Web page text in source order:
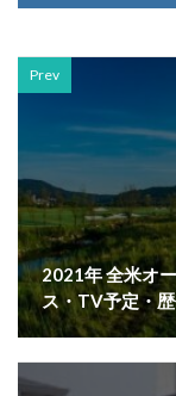
Prev
2021年 全米オ
ス・TV予定・歴